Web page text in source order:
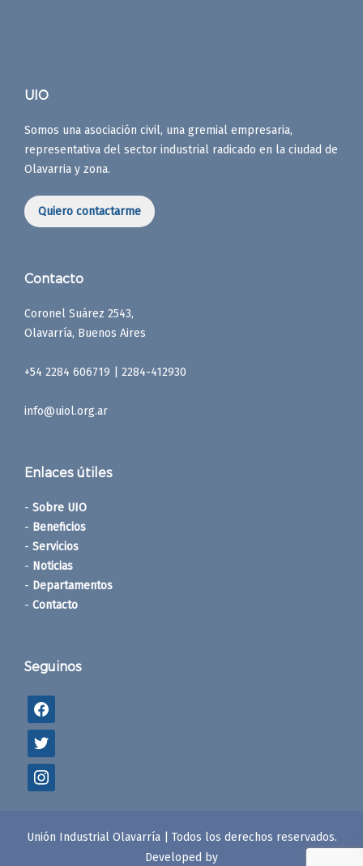
UIO
Somos una asociación civil, una gremial empresaria,
representativa del sector industrial radicado en la ciudad de
Olavarria y zona.
Quiero contactarme
Contacto
Coronel Suárez 2543,
Olavarría, Buenos Aires
+54 2284 606719 | 2284-412930
info@uiol.org.ar
Enlaces útiles
- Sobre UIO
- Beneficios
- Servicios
- Noticias
- Departamentos
- Contacto
Seguinos
Unión Industrial Olavarría | Todos los derechos reservados.
Developed by